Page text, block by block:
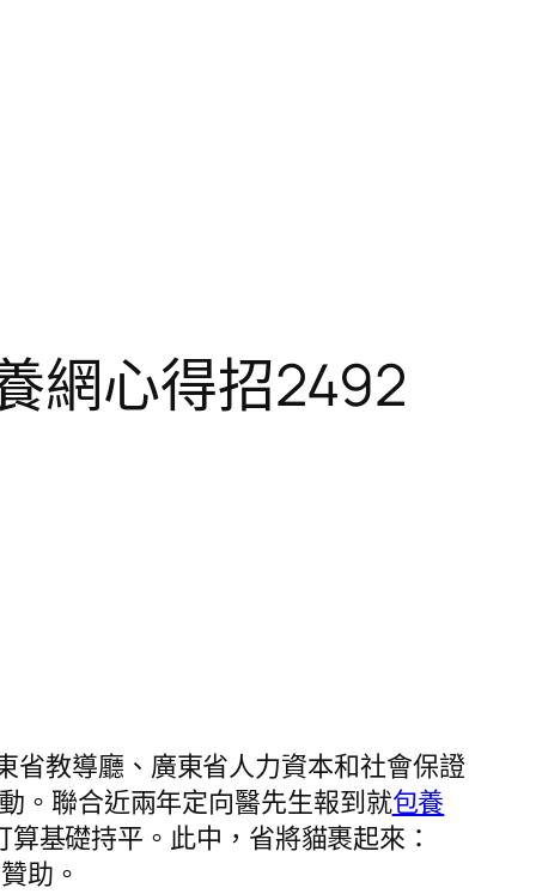
網心得招2492
省教導廳、廣東省人力資本和社會保證
。聯合近兩年定向醫先生報到就包養
基礎持平。此中，省將貓裹起來：
助。